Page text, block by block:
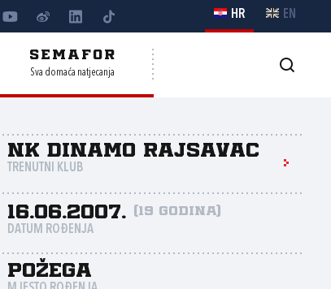
HR EN
SEMAFOR
Sva domaća natjecanja
NK Dinamo Rajsavac
TRENUTNI KLUB
16.06.2007. (19 godina)
DATUM ROĐENJA
Požega